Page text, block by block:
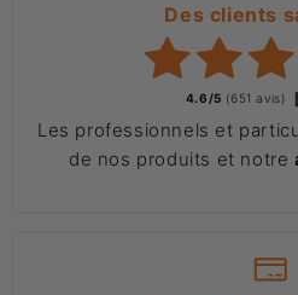
Des clients
4.6/5 (651 avis)
Les professionnels et
de nos produits et notre